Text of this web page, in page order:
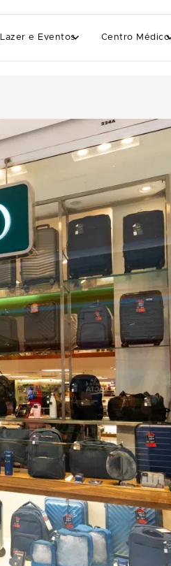
Lazer e Eventos Centro Médico